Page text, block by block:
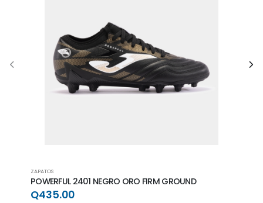
ZAPATOS
POWERFUL 2401 NEGRO ORO FIRM GROUND
Q435.00